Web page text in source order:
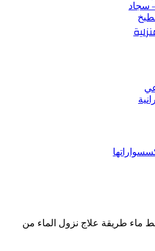
سجاد
ماء طريقة علاج نزول الماء من